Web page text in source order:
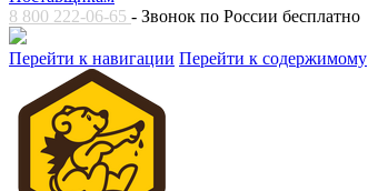
8 800 222-06-65 - Звонок по России бесплатно
Перейти к навигации Перейти к содержимому